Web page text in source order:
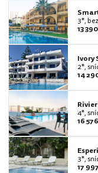
3*,
13
Ivory
2*,
14
4*,
16
3*,
17